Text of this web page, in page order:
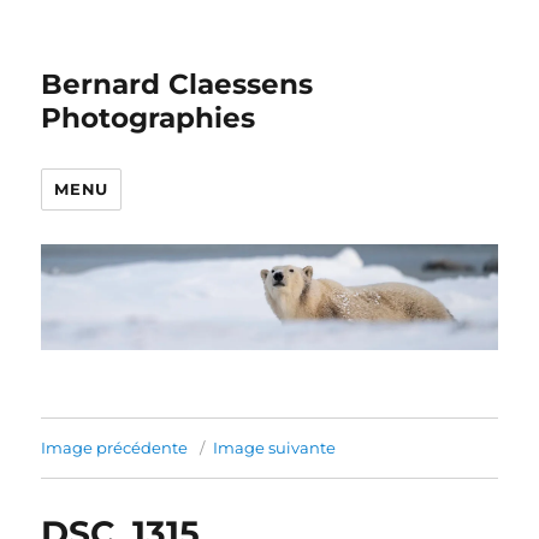
Bernard Claessens
Photographies
MENU
Image précédente Image suivante